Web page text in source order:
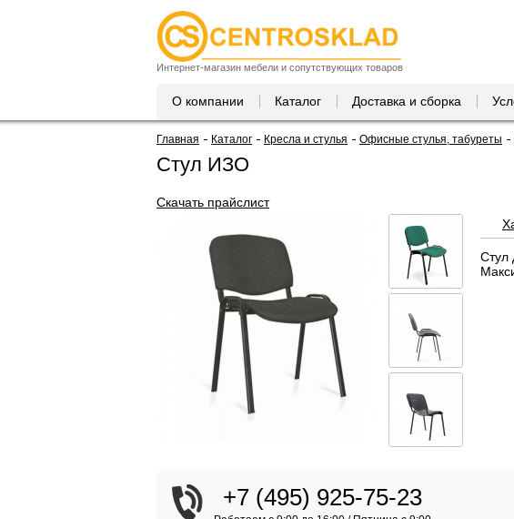
Интернет-магазин мебели и сопутствующих товаров
О компании Каталог Доставка и сборка
Главная Каталог Кресла и стулья Офисные стулья, табуреты
Стул ИЗО
Скачать прайслист
Стул
+7 (495) 925-75-23